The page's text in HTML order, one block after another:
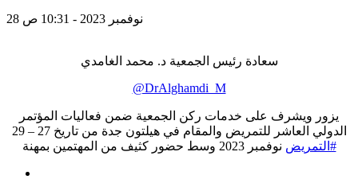
28 نوفمبر 2023 - 10:31 ص
سعادة رئيس الجمعية د. محمد الغامدي
@DrAlghamdi_M
يزور ويشرف على خدمات ركن الجمعية ضمن فعاليات المؤتمر
الدولي العاشر للتمريض والمقام في هيلتون جدة من تاريخ 27 – 29
#التمريض